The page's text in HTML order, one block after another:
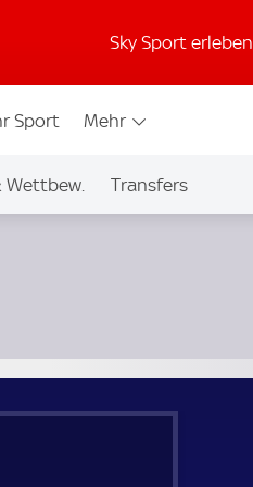
Sky Sport erleben
Sport Mehr
Wettbew. Transfers